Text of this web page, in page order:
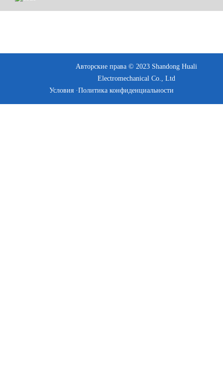
Авторские права © 2023 Shandong Huali
Electromechanical Co., Ltd
Условия ·Политика конфиденциальности